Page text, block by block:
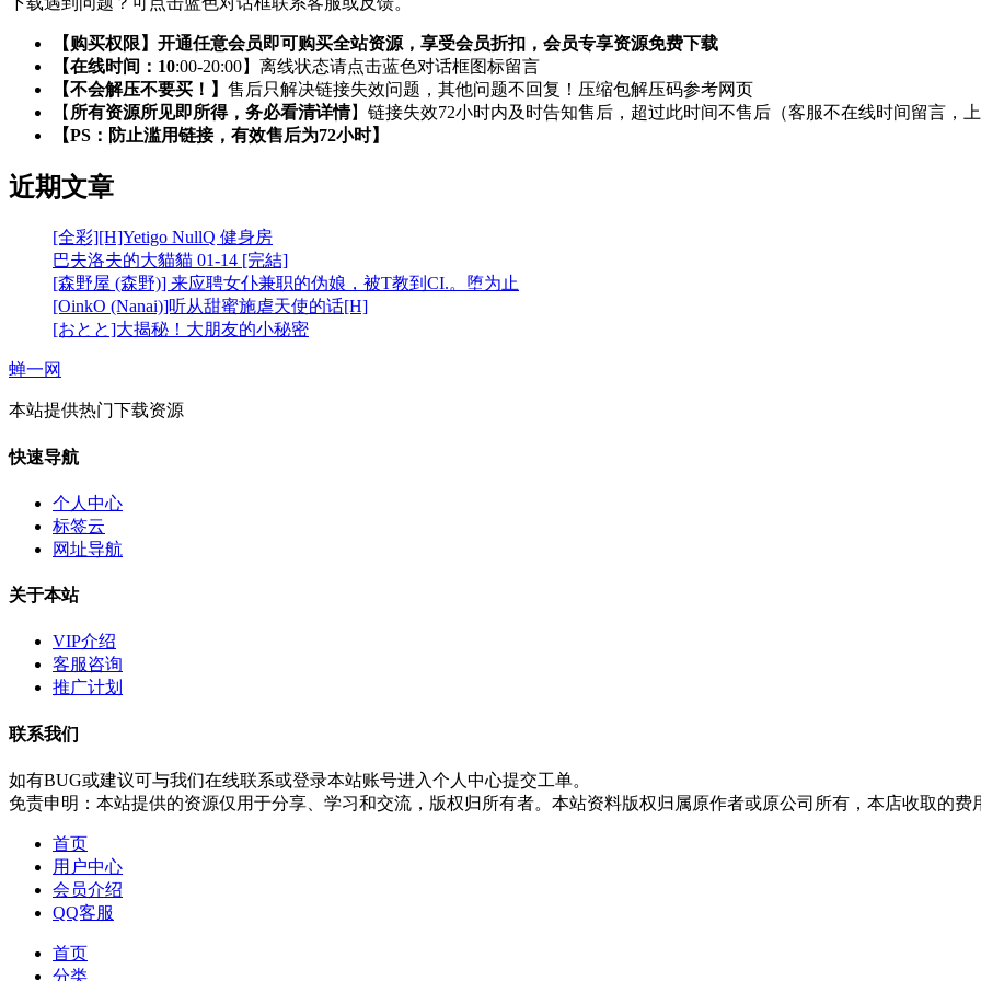
【购买权限】开通任意会员即可购买全站资源，享受会员折扣，会员专享资源免费下载
【在线时间：10:00-20:00】离线状态请点击蓝色对话框图标留言
【不会解压不要买！】 售后只解决链接失效问题，其他问题不回复！压缩包解压码参考网页
【 所有资源所见即所得，务必看清详情】链接失效72小时内及时告知售后，超过此时间不售后（客服不在线时间留言，上
【PS：防止滥用链接，有效售后为72小时】
近期文章
[全彩][H]Yetigo NullQ 健身房
巴夫洛夫的大貓貓 01-14 [完結]
[森野屋 (森野)] 来应聘女仆兼职的伪娘，被T教到CI.。堕为止
[OinkO (Nanai)]听从甜蜜施虐天使的话[H]
[おとと]大揭秘！大朋友的小秘密
蝉一网
本站提供热门下载资源
快速导航
个人中心
标签云
网址导航
关于本站
VIP介绍
客服咨询
推广计划
联系我们
如有BUG或建议可与我们在线联系或登录本站账号进入个人中心提交工单。
免责申明：本站提供的资源仅用于分享、学习和交流，版权归所有者。本站资料版权归属原作者或原公司所有，本店收取的费
首页
用户中心
会员介绍
QQ客服
首页
分类